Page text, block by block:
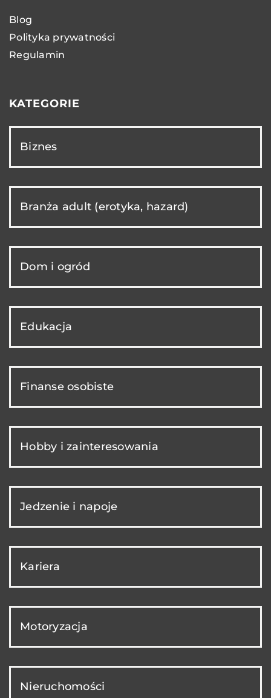
Blog
Polityka prywatności
Regulamin
KATEGORIE
Biznes
Branża adult (erotyka, hazard)
Dom i ogród
Edukacja
Finanse osobiste
Hobby i zainteresowania
Jedzenie i napoje
Kariera
Motoryzacja
Nieruchomości